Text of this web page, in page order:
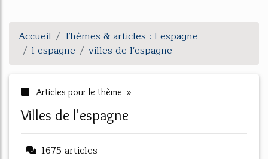
Accueil
Thèmes & articles : l espagne
l espagne
villes de l'espagne
Articles pour le thème »
villes de l'espagne
1675 articles